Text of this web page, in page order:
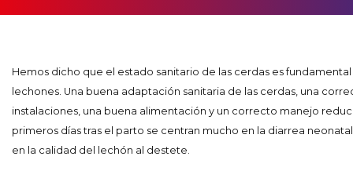
Hemos dicho que el estado sanitario de las cerdas es
lechones. Una buena adaptación sanitaria de las cerdas, una
instalaciones, una buena alimentación y un correcto manejo
primeros días tras el parto se centran mucho en la diarrea
en la calidad del lechón al destete.